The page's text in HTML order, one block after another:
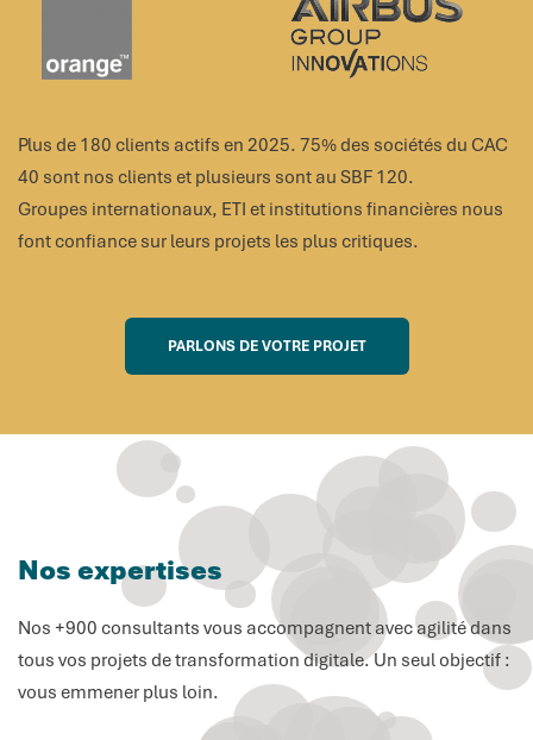
Plus de 180 clients actifs en 2025. 75% des sociétés du CAC
40 sont nos clients et plusieurs sont au SBF 120.
Groupes internationaux, ETI et institutions financières nous
font confiance sur leurs projets les plus critiques.
PARLONS DE VOTRE PROJET
Nos expertises
Nos +900 consultants vous accompagnent avec agilité dans
tous vos projets de transformation digitale. Un seul objectif :
vous emmener plus loin.